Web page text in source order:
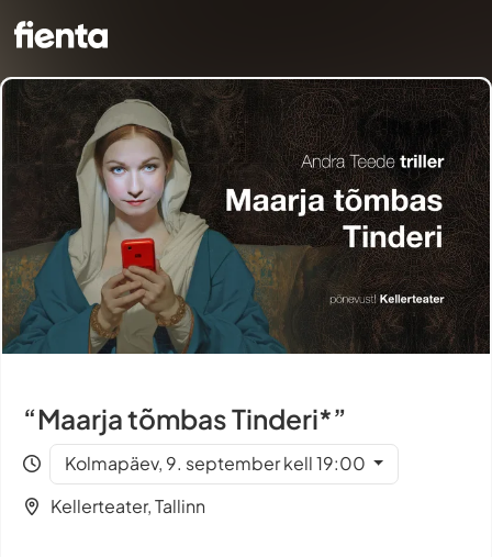
“Maarja tõmbas Tinderi*”
Kolmapäev, 9. september kell 19:00
Kellerteater, Tallinn